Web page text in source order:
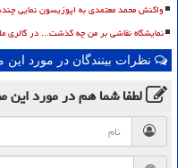
واکنش محمد معتمدی به اپوزیسون نمایی
نمایشگاه نقاشی بر من چه گذشت... در گالری
نظرات بینندگان در مورد
لطفا شما همدر مورد این